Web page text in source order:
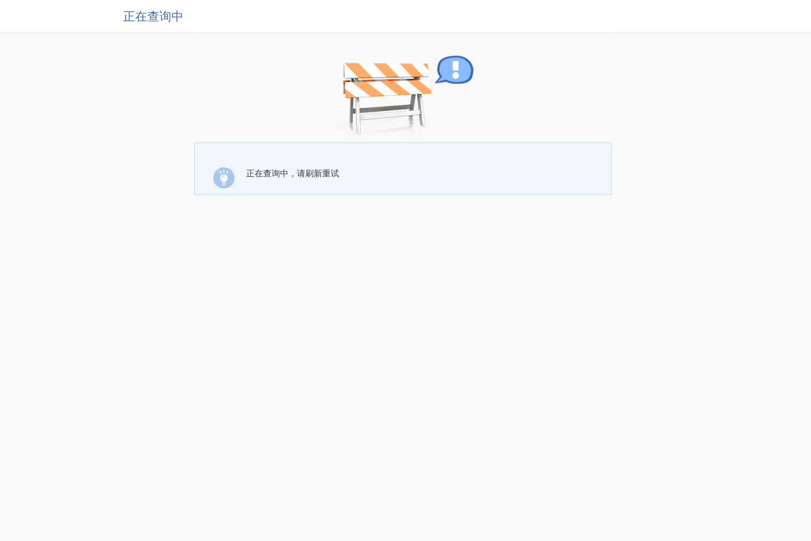
正在查询中
正在查询中，请刷新重试